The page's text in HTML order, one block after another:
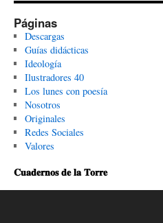
Páginas
Descargas
Guías didácticas
Ideología
Ilustradores 40
Los lunes con poesía
Nosotros
Originales
Redes Sociales
Valores
𝐂𝐮𝐚𝐝𝐞𝐫𝐧𝐨𝐬 𝐝𝐞 𝐥𝐚 𝐓𝐨𝐫𝐫𝐞